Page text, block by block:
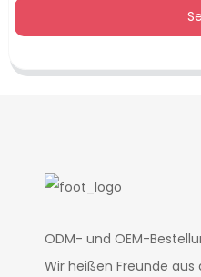
ODM- und OEM-
Wir heißen Freunde aus